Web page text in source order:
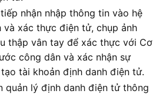
nhận nhập thông tin vào hệ
và xác thực điện tử, chụp ảnh
thập vân tay để xác thực với Cơ
công dân và xác nhận sự
tài khoản định danh điện tử.
quản lý định danh điện tử thông